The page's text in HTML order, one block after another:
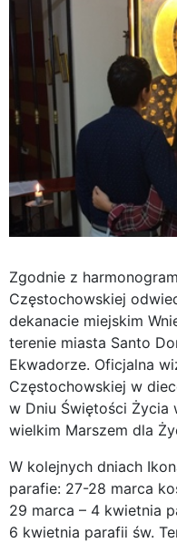
Zgodnie z
Częstochowskiej
dekanacie miejskim
terenie miasta Santo
Ekwadorze. Oficjalna
Częstochowskiej w
w Dniu Świętości Życia
wielkim Marszem dla
W kolejnych dniach
parafie: 27-28 marca
29 marca – 4 kwietnia
6 kwietnia parafii św.